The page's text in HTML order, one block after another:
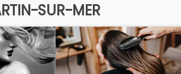
SUR-MER